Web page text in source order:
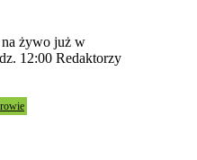
na żywo już w
12:00 Redaktorzy